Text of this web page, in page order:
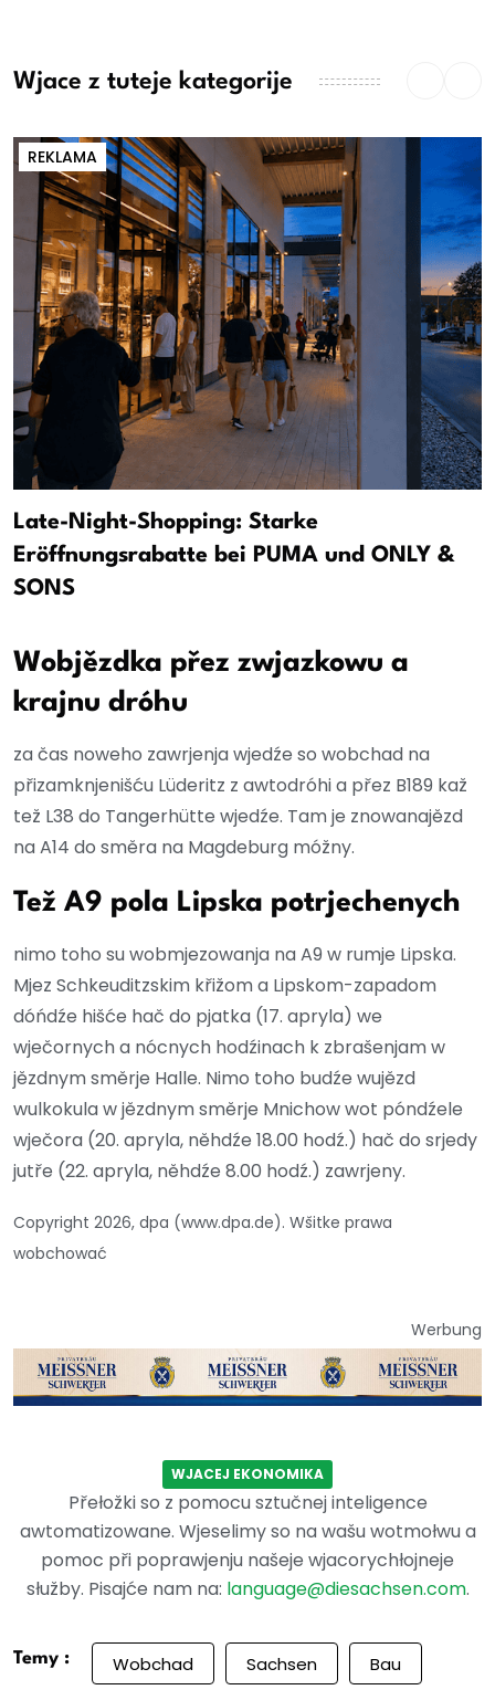
Wjace z tuteje kategorije
REKLAMA
Late-Night-Shopping: Starke
Eröffnungsrabatte bei PUMA und ONLY &
SONS
Wobjězdka přez zwjazkowu a
krajnu dróhu
za čas noweho zawrjenja wjedźe so wobchad na
přizamknjenišću Lüderitz z awtodróhi a přez B189 kaž
tež L38 do Tangerhütte wjedźe. Tam je znowanajězd
na A14 do směra na Magdeburg móžny.
Tež A9 pola Lipska potrjechenych
nimo toho su wobmjezowanja na A9 w rumje Lipska.
Mjez Schkeuditzskim křižom a Lipskom-zapadom
dóńdźe hišće hač do pjatka (17. apryla) we
wječornych a nócnych hodźinach k zbrašenjam w
jězdnym směrje Halle. Nimo toho budźe wujězd
wulkokula w jězdnym směrje Mnichow wot póndźele
wječora (20. apryla, něhdźe 18.00 hodź.) hač do srjedy
jutře (22. apryla, něhdźe 8.00 hodź.) zawrjeny.
Copyright 2026, dpa (www.dpa.de). Wšitke prawa
wobchować
Werbung
WJACEJ EKONOMIKA
Přełožki so z pomocu sztučnej inteligence
awtomatizowane. Wjeselimy so na wašu wotmołwu a
pomoc při poprawjenju našeje wjacorychłojneje
słužby. Pisajće nam na: language@diesachsen.com.
Temy : Wobchad Sachsen Bau